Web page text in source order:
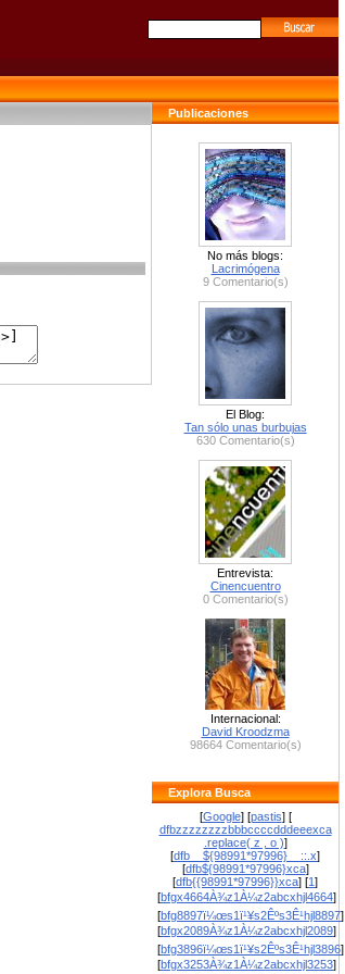
Publicaciones
No más blogs:
Lacrimógena
9 Comentario(s)
El Blog:
Tan sólo unas burbujas
630 Comentario(s)
Entrevista:
Cinencuentro
0 Comentario(s)
Internacional:
David Kroodzma
98664 Comentario(s)
Explora Busca
[Google] [pastis] [
dfbzzzzzzzzbbbccccdddeeexca
.replace( z , o )]
[dfb__${98991*97996}__::.x]
[dfb${98991*97996}xca]
[dfb{{98991*97996}}xca] [1]
[bfgx4664À¾z1À¼z2abcxhjl4664]
[bfg8897ï¼œs1ï¹¥s2Êºs3Ê¹hjl8897]
[bfgx2089À¾z1À¼z2abcxhjl2089]
[bfg3896ï¼œs1ï¹¥s2Êºs3Ê¹hjl3896]
[bfgx3253À¾z1À¼z2abcxhjl3253]